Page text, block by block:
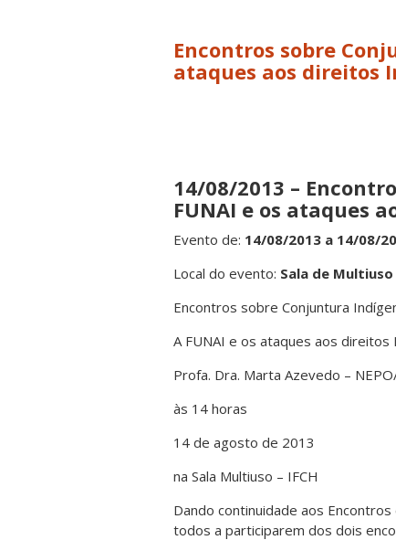
Encontros sobre
ataques aos direitos
14/08/2013 –
FUNAI e os ataques
Evento de: 14/08/2013 a 14/08/
Local do evento: Sala de Multiuso
Encontros sobre Conjuntura
A FUNAI e os ataques aos direitos
Profa. Dra. Marta Azevedo –
às 14 horas
14 de agosto de 2013
na Sala Multiuso – IFCH
Dando continuidade aos
todos a participarem dos dois